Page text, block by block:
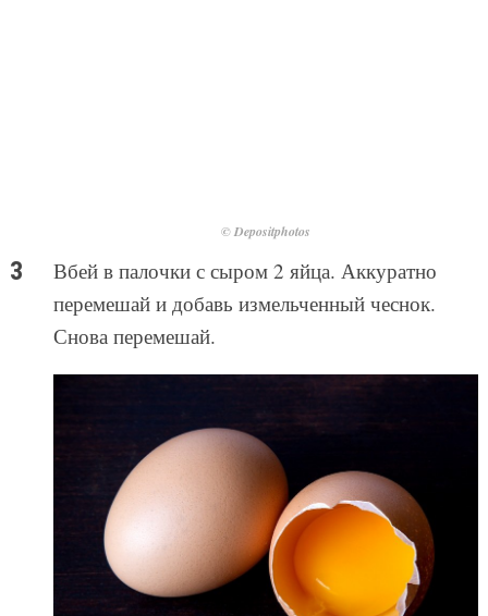
© Depositphotos
Вбей в палочки с сыром 2 яйца. Аккуратно
перемешай и добавь измельченный чеснок.
Снова перемешай.